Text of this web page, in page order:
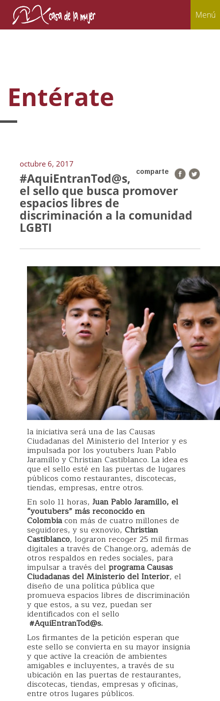
Menú
Entérate
octubre 6, 2017
comparte
#AquiEntranTod@s,
el sello que busca promover
espacios libres de
discriminación a la comunidad
LGBTI
la iniciativa será una de las Causas
Ciudadanas del Ministerio del Interior y es
impulsada por los youtubers Juan Pablo
Jaramillo y Christian Castiblanco. La idea es
que el sello esté en las puertas de lugares
públicos como restaurantes, discotecas,
tiendas, empresas, entre otros.
En solo 11 horas, Juan Pablo Jaramillo, el
“youtubers” más reconocido en
Colombiacon más de cuatro millones de
seguidores, y su exnovio, Christian
Castiblanco, lograron recoger 25 mil firmas
digitales a través de Change.org, además de
otros respaldos en redes sociales, para
impulsar a través del programa Causas
Ciudadanas del Ministerio del Interior, el
diseño de una política pública que
promueva espacios libres de discriminación
y que estos, a su vez, puedan ser
identificados con el sello
#AquiEntranTod@s.
Los firmantes de la petición esperan que
este sello se convierta en su mayor insignia
y que active la creación de ambientes
amigables e incluyentes, a través de su
ubicación en las puertas de restaurantes,
discotecas, tiendas, empresas y oficinas,
entre otros lugares públicos.